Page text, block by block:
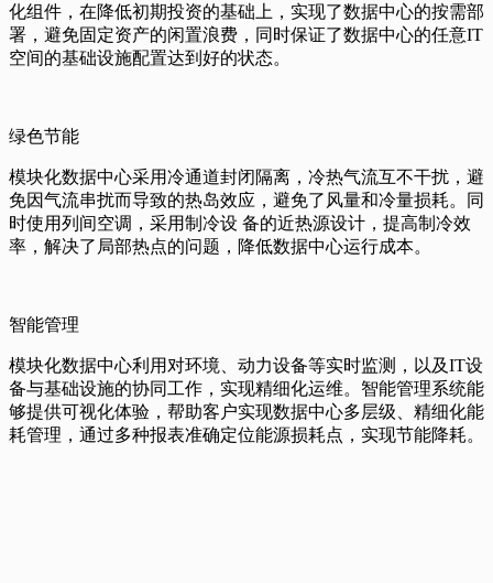
化组件，在降低初期投资的基础上，实现了数据中心的按需部
署，避免固定资产的闲置浪费，同时保证了数据中心的任意IT
空间的基础设施配置达到好的状态。
绿色节能
模块化数据中心采用冷通道封闭隔离，冷热气流互不干扰，避
免因气流串扰而导致的热岛效应，避免了风量和冷量损耗。同
时使用列间空调，采用制冷设 备的近热源设计，提高制冷效
率，解决了局部热点的问题，降低数据中心运行成本。
智能管理
模块化数据中心利用对环境、动力设备等实时监测，以及IT设
备与基础设施的协同工作，实现精细化运维。智能管理系统能
够提供可视化体验，帮助客户实现数据中心多层级、精细化能
耗管理，通过多种报表准确定位能源损耗点，实现节能降耗。